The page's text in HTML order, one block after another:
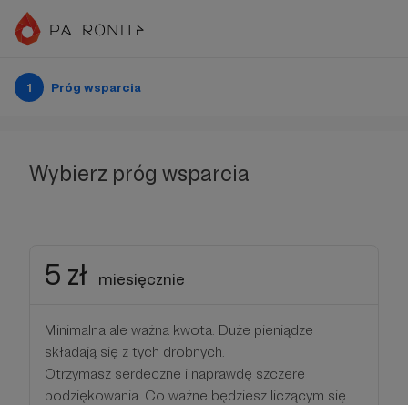
1 Próg wsparcia
Wybierz próg wsparcia
5 zł miesięcznie
Minimalna ale ważna kwota. Duże pieniądze
składają się z tych drobnych.
Otrzymasz serdeczne i naprawdę szczere
podziękowania. Co ważne będziesz liczącym się